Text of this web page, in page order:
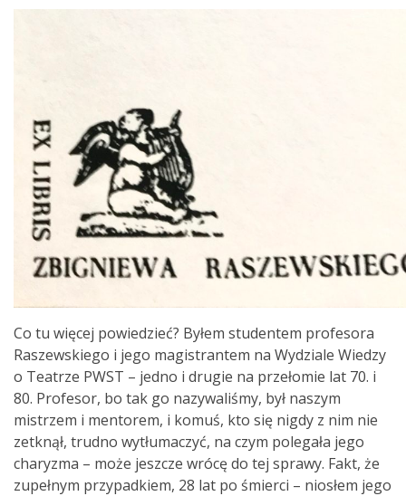
Co tu więcej powiedzieć? Byłem studentem profesora
Raszewskiego i jego magistrantem na Wydziale Wiedzy
o Teatrze PWST – jedno i drugie na przełomie lat 70. i
80. Profesor, bo tak go nazywaliśmy, był naszym
mistrzem i mentorem, i komuś, kto się nigdy z nim nie
zetknął, trudno wytłumaczyć, na czym polegała jego
charyzma – może jeszcze wrócę do tej sprawy. Fakt, że
zupełnym przypadkiem, 28 lat po śmierci – niosłem jego